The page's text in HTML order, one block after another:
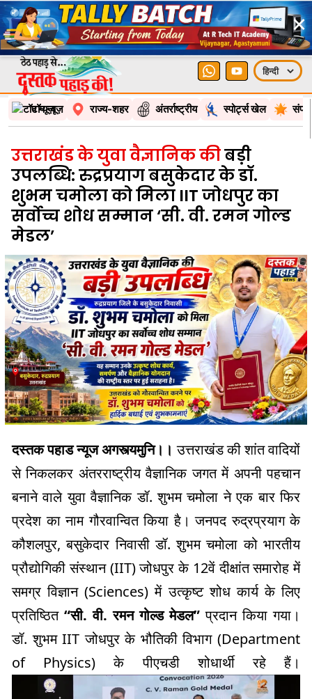
×
टॉप न्यूज़ राज्य-शहर अंतर्राष्ट्रीय स्पोर्ट्स खेल
उत्तराखंड के युवा वैज्ञानिक कीबड़ी
उपलब्धि: रुद्रप्रयाग बसुकेदार के डॉ.
शुभम चमोला को मिला IIT जोधपुर का
सर्वोच्च शोध सम्मान ‘सी. वी. रमन गोल्ड
मेडल’
दस्तक पहाड न्यूज अगस्त्यमुनि।।उत्तराखंड की शांत वादियों
से निकलकर अंतरराष्ट्रीय वैज्ञानिक जगत में अपनी पहचान
बनाने वाले युवा वैज्ञानिक डॉ. शुभम चमोला ने एक बार फिर
प्रदेश का नाम गौरवान्वित किया है। जनपद रुद्रप्रयाग के
कौशलपुर, बसुकेदार निवासी डॉ. शुभम चमोला को भारतीय
प्रौद्योगिकी संस्थान (IIT) जोधपुर के 12वें दीक्षांत समारोह में
समग्र विज्ञान (Sciences) में उत्कृष्ट शोध कार्य के लिए
प्रतिष्ठित “सी. वी. रमन गोल्ड मेडल” प्रदान किया गया।
डॉ. शुभम IIT जोधपुर के भौतिकी विभाग (Department
of Physics) के पीएचडी शोधार्थी रहे हैं।